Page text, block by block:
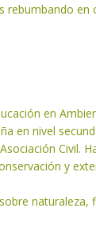
rebumbando en
en
en nivel
Civil.
y
naturaleza,